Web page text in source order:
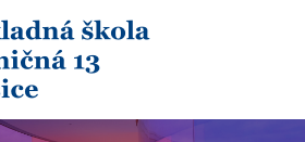
to
content